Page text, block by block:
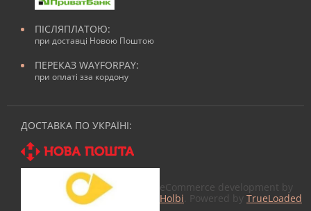
ПІСЛЯПЛАТОЮ:
при доставці Новою Поштою
ПЕРЕКАЗ WAYFORPAY:
при оплаті зза кордону
ДОСТАВКА ПО УКРАЇНІ:
eCommerce development by
Holbi . Powered by TrueLoaded